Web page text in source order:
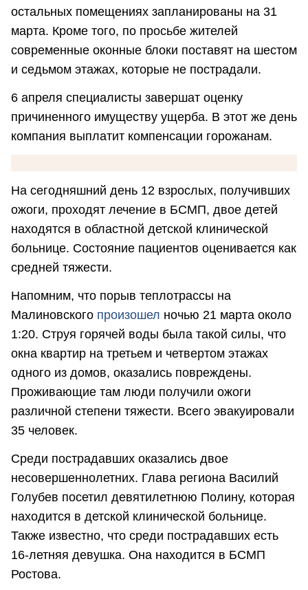
остальных помещениях запланированы на 31
марта. Кроме того, по просьбе жителей
современные оконные блоки поставят на шестом
и седьмом этажах, которые не пострадали.
6 апреля специалисты завершат оценку
причиненного имуществу ущерба. В этот же день
компания выплатит компенсации горожанам.
На сегодняшний день 12 взрослых, получивших
ожоги, проходят лечение в БСМП, двое детей
находятся в областной детской клинической
больнице. Состояние пациентов оценивается как
средней тяжести.
Напомним, что порыв теплотрассы на
Малиновского произошел ночью 21 марта около
1:20. Струя горячей воды была такой силы, что
окна квартир на третьем и четвертом этажах
одного из домов, оказались повреждены.
Проживающие там люди получили ожоги
различной степени тяжести. Всего эвакуировали
35 человек.
Среди пострадавших оказались двое
несовершеннолетних. Глава региона Василий
Голубев посетил девятилетнюю Полину, которая
находится в детской клинической больнице.
Также известно, что среди пострадавших есть
16-летняя девушка. Она находится в БСМП
Ростова.